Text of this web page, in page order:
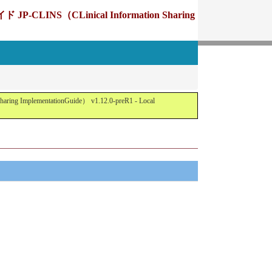
JP-CLINS（CLinical Information Sharing
ImplementationGuide） v1.12.0-preR1 - Local